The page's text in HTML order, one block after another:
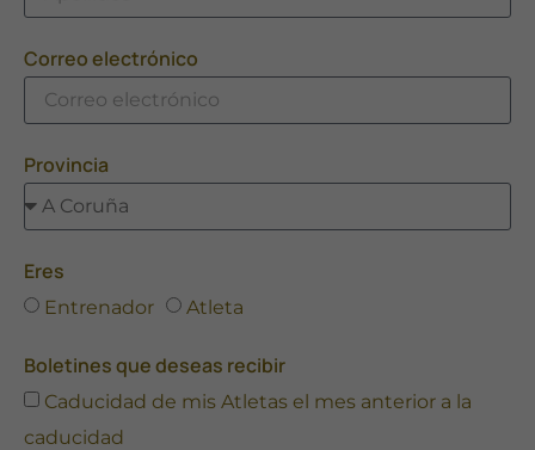
Correo electrónico
Provincia
Eres
Entrenador Atleta
Boletines que deseas recibir
Caducidad de mis Atletas el mes anterior a la
caducidad